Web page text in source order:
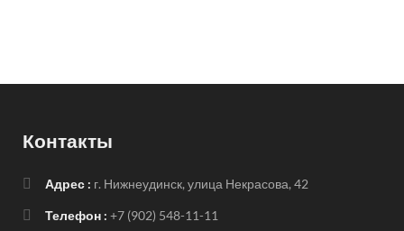
Контакты
Адрес : г. Нижнеудинск, улица Некрасова, 42
Телефон : +7 (902) 548-11-11